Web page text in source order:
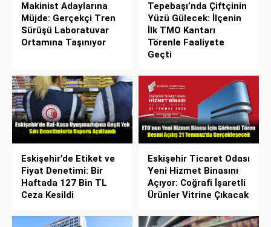
Makinist Adaylarına
Müjde: Gerçekçi Tren
Sürüşü Laboratuvar
Ortamına Taşınıyor
Tepebaşı’nda Çiftçinin
Yüzü Gülecek: İlçenin
İlk TMO Kantarı
Törenle Faaliyete
Geçti
Eskişehir’de Etiket ve
Fiyat Denetimi: Bir
Haftada 127 Bin TL
Ceza Kesildi
Eskişehir Ticaret Odası
Yeni Hizmet Binasını
Açıyor: Coğrafi İşaretli
Ürünler Vitrine Çıkacak